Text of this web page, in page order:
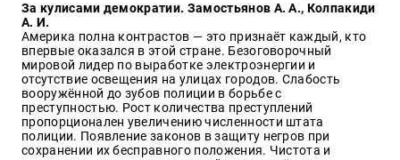
За кулисами демократии. Замостьянов А. А., Колпакиди
А. И.
Америка полна контрастов — это признаёт каждый, кто
впервые оказался в этой стране. Безоговорочный
мировой лидер по выработке электроэнергии и
отсутствие освещения на улицах городов. Слабость
вооружённой до зубов полиции в борьбе с
преступностью. Рост количества преступлений
пропорционален увеличению численности штата
полиции. Появление законов в защиту негров при
сохранении их бесправного положения. Чистота и
Оптовикам
Авторам
Контакты
Мероприятия
+7(499)